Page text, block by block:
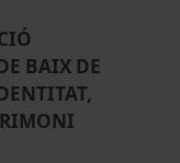
BAIX DE